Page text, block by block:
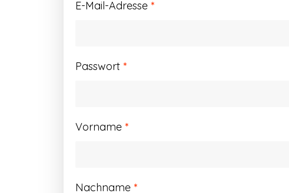
E-Mail-Adresse *
Passwort *Erforderlich
Vorname *
Nachname *